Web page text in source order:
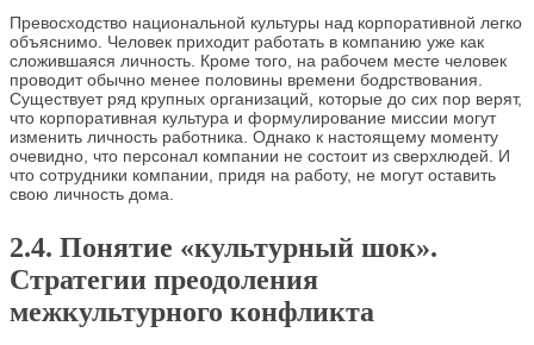
Превосходство национальной культуры над корпоративной легко
объяснимо. Человек приходит работать в компанию уже как
сложившаяся личность. Кроме того, на рабочем месте человек
проводит обычно менее половины времени бодрствования.
Существует ряд крупных организаций, которые до сих пор верят,
что корпоративная культура и формулирование миссии могут
изменить личность работника. Однако к настоящему моменту
очевидно, что персонал компании не состоит из сверхлюдей. И
что сотрудники компании, придя на работу, не могут оставить
свою личность дома.
2.4. Понятие «культурный шок».
Стратегии преодоления
межкультурного конфликта